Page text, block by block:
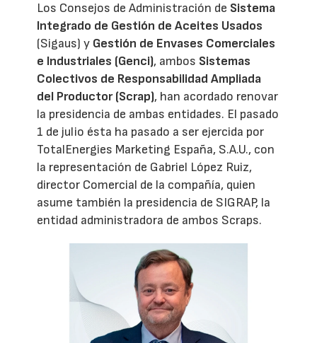
Los Consejos de Administración de Sistema
Integrado de Gestión de Aceites Usados
(Sigaus) y Gestión de Envases Comerciales
e Industriales (Genci), ambos Sistemas
Colectivos de Responsabilidad Ampliada
del Productor (Scrap), han acordado renovar
la presidencia de ambas entidades. El pasado
1 de julio ésta ha pasado a ser ejercida por
TotalEnergies Marketing España, S.A.U., con
la representación de Gabriel López Ruiz,
director Comercial de la compañía, quien
asume también la presidencia de SIGRAP, la
entidad administradora de ambos Scraps.